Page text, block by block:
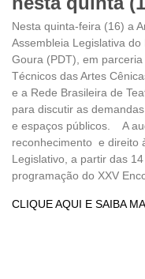
Nesta quinta-feira (16) a
Assembleia Legislativa
Goura (PDT), em
Técnicos das Artes
e a Rede Brasileira de
para discutir as
e espaços públicos. A
reconhecimento e direito
Legislativo, a partir das
programação do XXV
CLIQUE AQUI E SAIBA